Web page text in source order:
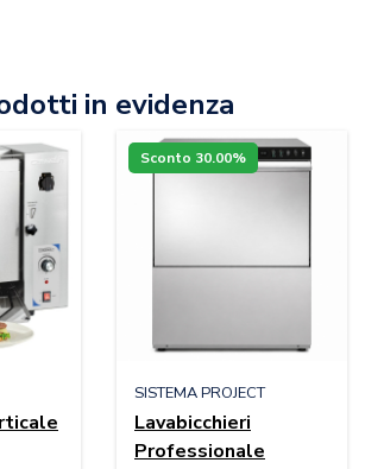
in evidenza
Sconto 30.00%
SISTEMA PROJECT
Lavabicchieri
Professionale